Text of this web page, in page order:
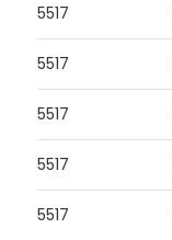
5517
5517
5517
5517
5517